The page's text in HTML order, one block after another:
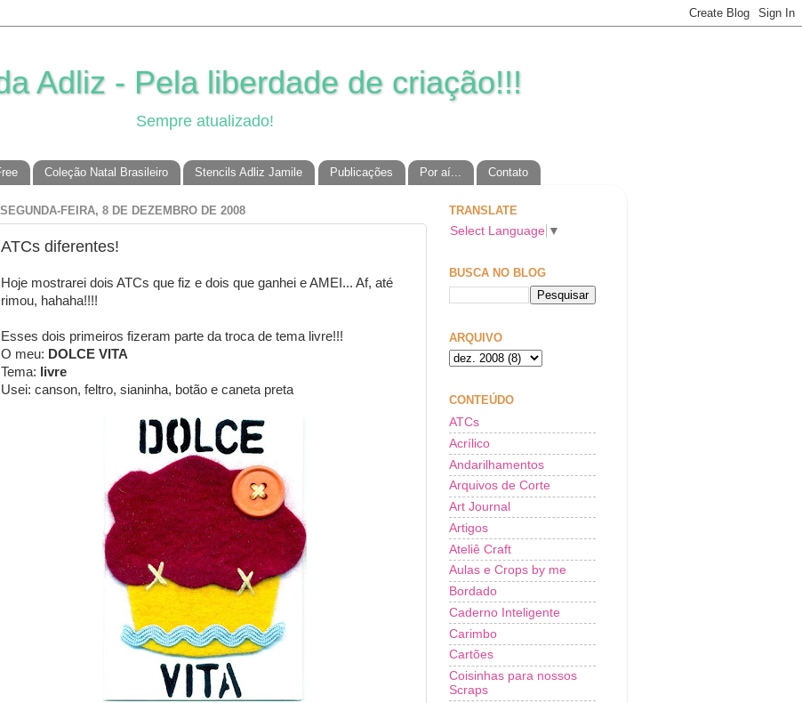
Adliz - Pela liberdade de criação!!!
Sempre atualizado!
Coleção Natal Brasileiro Stencils Adliz Jamile Publicações Por aí... Contato
SEGUNDA-FEIRA, 8 DE DEZEMBRO DE 2008
ATCs diferentes!
Hoje mostrarei dois ATCs que fiz e dois que ganhei e AMEI... Af, até
rimou, hahaha!!!!
Esses dois primeiros fizeram parte da troca de tema livre!!!
O meu: DOLCE VITA
Tema:
livre
Usei: canson, feltro, sianinha, botão e caneta preta
TRANSLATE
Select Language ▼
BUSCA NO BLOG
ARQUIVO
CONTEÚDO
ATCs
Acrílico
Andarilhamentos
Arquivos de Corte
Art Journal
Artigos
Ateliê Craft
Aulas e Crops by me
Bordado
Caderno Inteligente
Carimbo
Cartões
Coisinhas para nossos
Scraps